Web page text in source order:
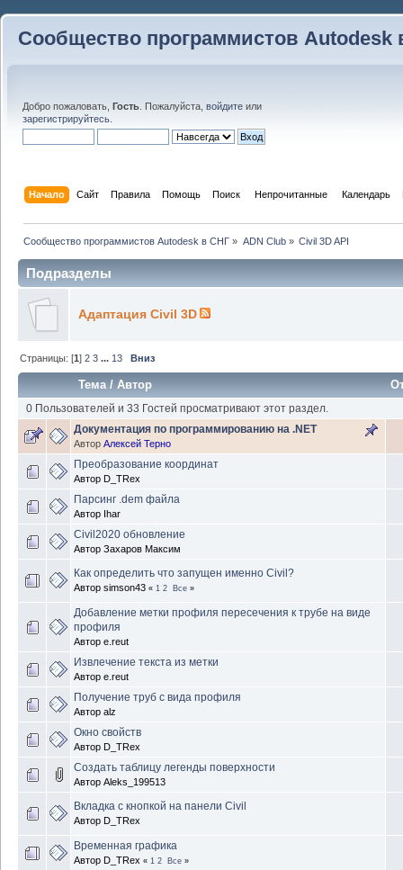
Сообщество программистов Autodesk
Добро пожаловать, Гость . Пожалуйста, войдите или
зарегистрируйтесь
Начало Сайт Правила Помощь Поиск Непрочитанные Календарь
Сообщество программистов Autodesk в СНГ » ADN Club» Civil 3D API
Подразделы
Адаптация Civil 3D
Страницы: [1]2 3 ... 13 Вниз
Тема/Автор
0 Пользователей и 33 Гостей просматривают этот раздел.
Документация по программированию на .NET
Автор Алексей Терно
Преобразование координат
Автор D_TRex
Парсинг .dem файла
Автор Ihar
Civil2020 обновление
Автор Захаров Максим
Как определить что запущен именно Civil?
Автор simson43 « 1 2 Все »
Добавление метки профиля пересечения к трубе на виде
профиля
Автор e.reut
Извлечение текста из метки
Автор e.reut
Получение труб с вида профиля
Автор alz
Окно свойств
Автор D_TRex
Создать таблицу легенды поверхности
Автор Aleks_199513
Вкладка с кнопкой на панели Civil
Автор D_TRex
Временная графика
Автор D_TRex « 1 2 Все »